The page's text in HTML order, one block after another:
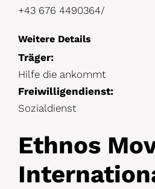
+43 676 4490364/
Weitere Details
Träger:
Hilfe die ankommt
Freiwilligendienst:
Sozialdienst
Ethnos